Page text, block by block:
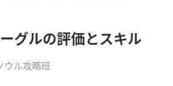
グルの評価とスキル
ウル攻略班